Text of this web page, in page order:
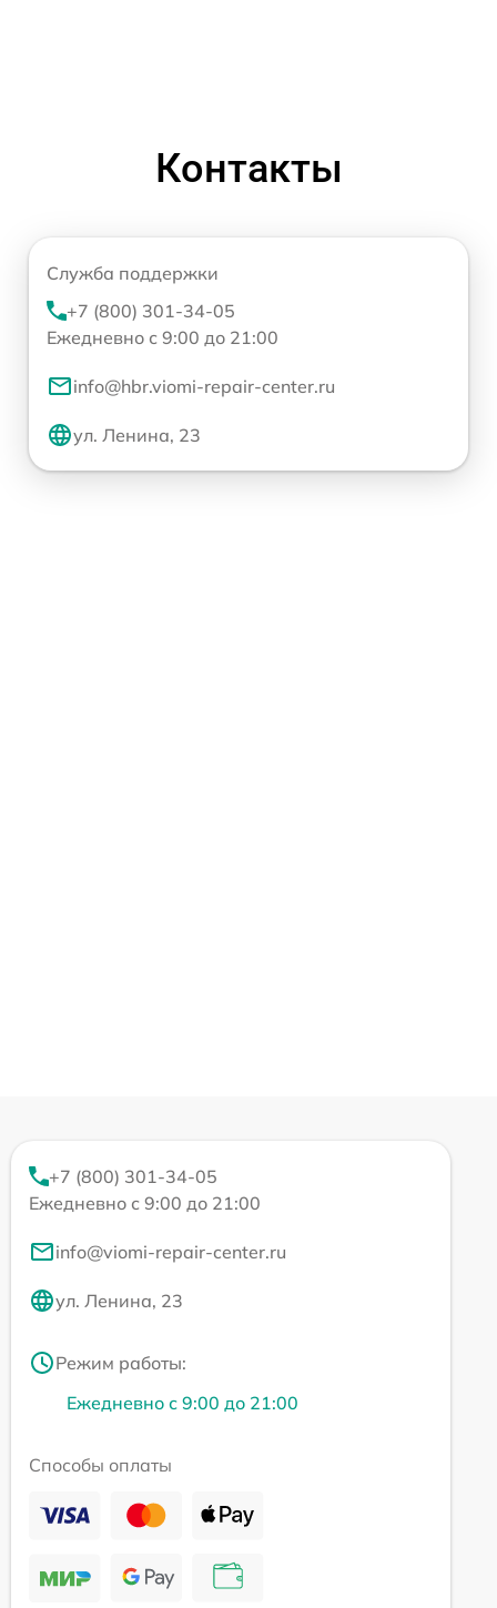
Контакты
Служба поддержки
+7 (800) 301-34-05
Ежедневно с 9:00 до 21:00
info@hbr.viomi-repair-center.ru
ул. Ленина, 23
+7 (800) 301-34-05
Ежедневно с 9:00 до 21:00
info@viomi-repair-center.ru
ул. Ленина, 23
Режим работы:
Ежедневно с 9:00 до 21:00
Способы оплаты